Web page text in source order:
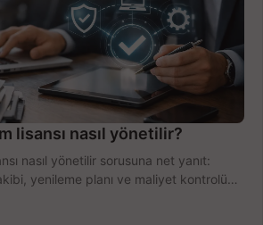
lisansı nasıl yönetilir?
nasıl yönetilir sorusuna net yanıt:
yenileme planı ve maliyet kontrolü